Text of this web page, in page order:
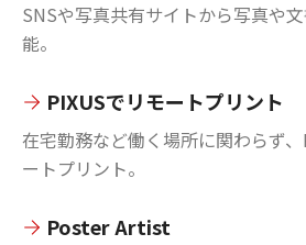
SNSや写真共有サイトから写真や
能。
PIXUSでリモートプリント
在宅勤務など働く場所に関わらず
ートプリント。
Poster Artist